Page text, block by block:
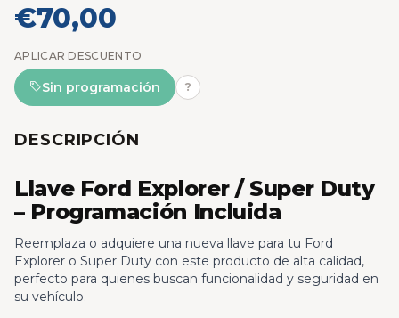
€70,00
APLICAR DESCUENTO
Sin programación ?
DESCRIPCIÓN
Llave Ford Explorer / Super Duty
– Programación Incluida
Reemplaza o adquiere una nueva llave para tu Ford
Explorer o Super Duty con este producto de alta calidad,
perfecto para quienes buscan funcionalidad y seguridad en
su vehículo.